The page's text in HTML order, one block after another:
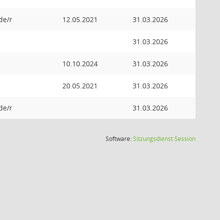
r 12.05.2021 31.03.2026
31.03.2026
10.10.2024 31.03.2026
20.05.2021 31.03.2026
r 31.03.2026
Software:SitzungsdienstSession(Wird in